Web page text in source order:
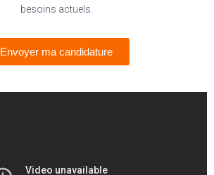
besoins actuels.
Envoyer ma candidature